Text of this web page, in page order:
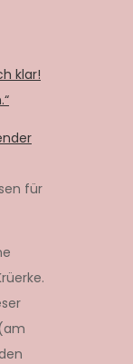
klar!
für